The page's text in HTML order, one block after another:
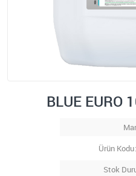
BLUE EURO
Ürün Kodu
Stok